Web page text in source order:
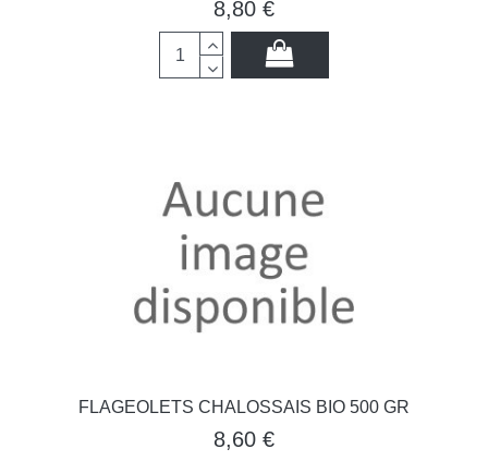
8,80 €
FLAGEOLETS CHALOSSAIS BIO 500 GR
8,60 €